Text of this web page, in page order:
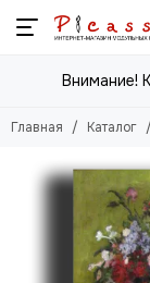
Смотреть все
Абрахам ван Калр
Адольф
Адриан ван де
Адриан ван
Айвазовский
Аксели Галлен-
Внимание!
Главная Каталог